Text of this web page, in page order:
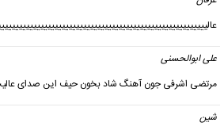
علی ابوالحسنی
مرتضی اشرفی جون آهنگ شاد بخون حیف این صدای
شین